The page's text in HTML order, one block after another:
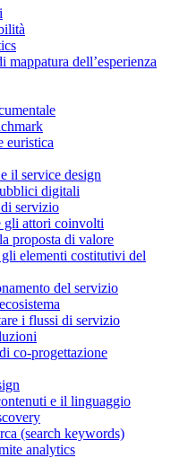
mappatura dell’esperienza
euristica
il service design
digitali
servizio
gli attori coinvolti
proposta di valore
elementi costitutivi del
del servizio
i flussi di servizio
co-progettazione
e il linguaggio
(search keywords)
analytics